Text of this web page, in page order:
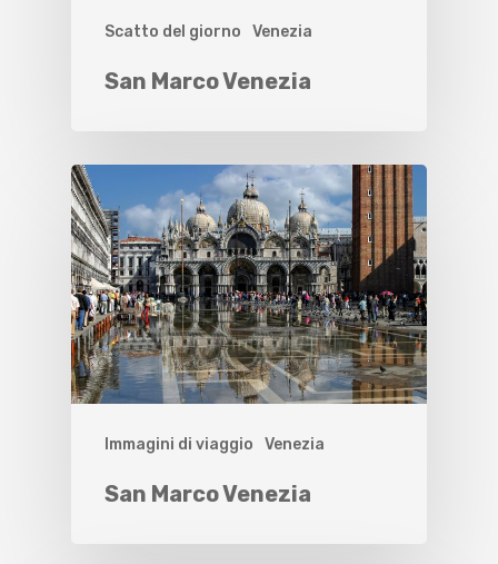
Scatto del giorno Venezia
San Marco Venezia
Immagini di viaggio Venezia
San Marco Venezia